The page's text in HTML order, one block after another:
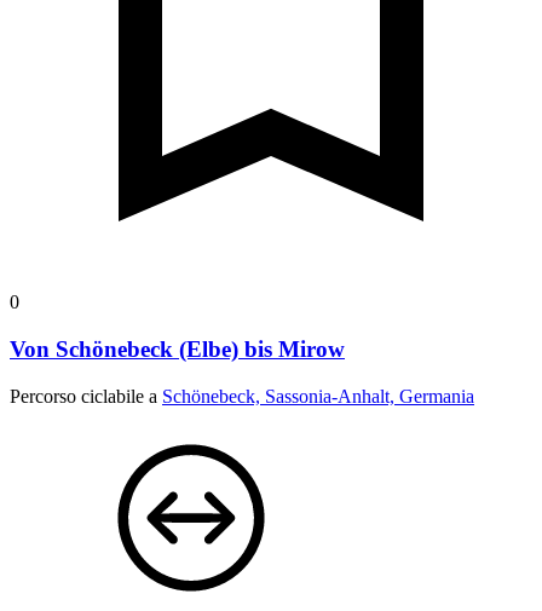
0
Von Schönebeck (Elbe) bis Mirow
Percorso ciclabile a Schönebeck, Sassonia-Anhalt, Germania